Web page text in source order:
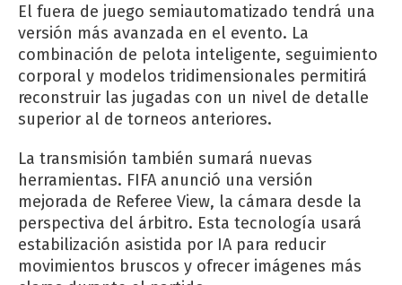
El fuera de juego semiautomatizado tendrá una
versión más avanzada en el evento. La
combinación de pelota inteligente, seguimiento
corporal y modelos tridimensionales permitirá
reconstruir las jugadas con un nivel de detalle
superior al de torneos anteriores.
La transmisión también sumará nuevas
herramientas. FIFA anunció una versión
mejorada de Referee View, la cámara desde la
perspectiva del árbitro. Esta tecnología usará
estabilización asistida por IA para reducir
movimientos bruscos y ofrecer imágenes más